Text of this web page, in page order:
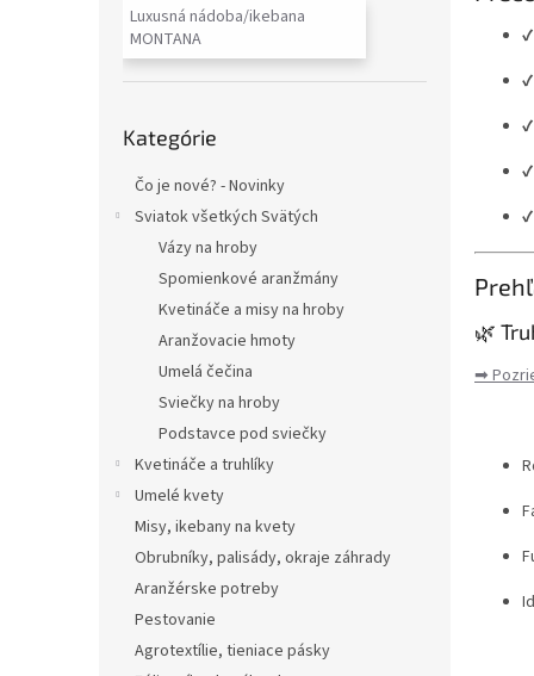
Luxusná nádoba/ikebana
MONTANA
kategórie
Kategórie
Čo je nové? - Novinky
Sviatok všetkých Svätých
Vázy na hroby
Spomienkové aranžmány
Kvetináče a misy na hroby
Aranžovacie hmoty
Umelá čečina
Sviečky na hroby
Podstavce pod sviečky
Kvetináče a truhlíky
Umelé kvety
Misy, ikebany na kvety
Obrubníky, palisády, okraje záhrady
Aranžérske potreby
Pestovanie
Agrotextílie, tieniace pásky
✔
✔
✔
✔
✔
🌿
➡